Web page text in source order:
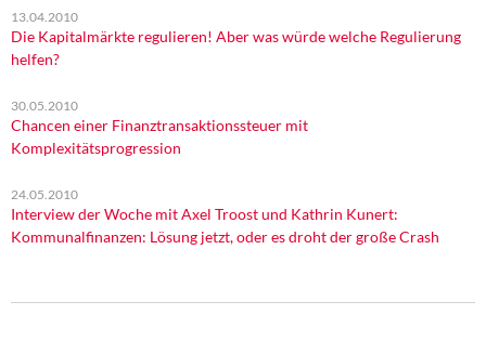
13.04.2010
Die Kapitalmärkte regulieren! Aber was würde welche Regulierung
helfen?
30.05.2010
Chancen einer Finanztransaktionssteuer mit
Komplexitätsprogression
24.05.2010
Interview der Woche mit Axel Troost und Kathrin Kunert:
Kommunalfinanzen: Lösung jetzt, oder es droht der große Crash